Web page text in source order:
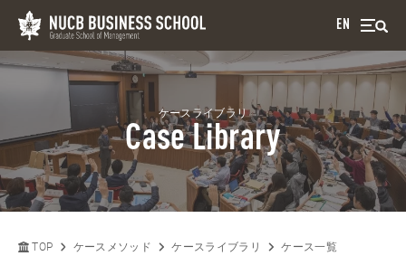
EN
ケースライブラリ
Case Library
TOP ケースメソッド ケースライブラリ ケース一覧